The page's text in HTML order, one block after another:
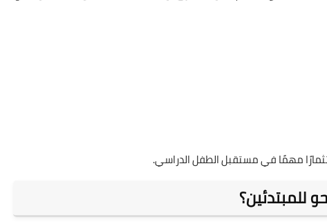
مهمًا في مستقبل الطفل الدراسي.
للمبتدئين؟